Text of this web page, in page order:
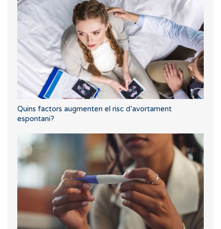
Quins factors augmenten el risc d’avortament
espontani?